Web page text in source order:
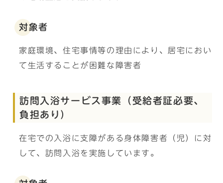
対象者
家庭環境、住宅事情等の理由により、居宅におい
て生活することが困難な障害者
訪問入浴サービス事業（受給者証必要、
負担あり）
在宅での入浴に支障がある身体障害者（児）に対
して、訪問入浴を実施しています。